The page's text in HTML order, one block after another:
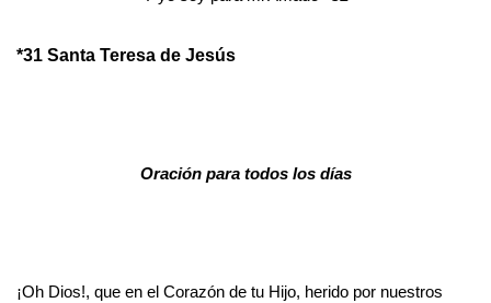
*31 Santa Teresa de Jesús
Oración para todos los días
¡Oh Dios!, que en el Corazón de tu Hijo, herido por nuestros